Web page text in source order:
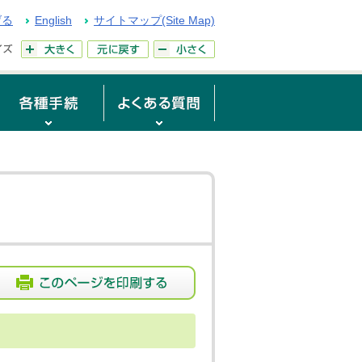
English サイトマップ(Site Map)